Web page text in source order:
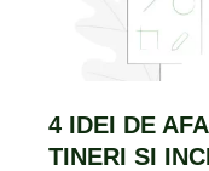
4 IDEI DE
TINERI SI